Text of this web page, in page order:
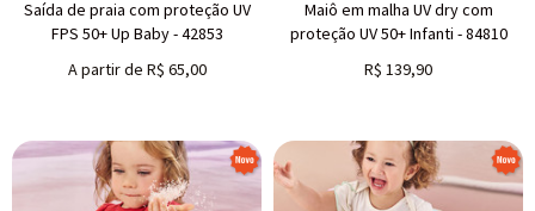
Saída de praia com proteção UV
FPS 50+ Up Baby - 42853
A partir de R$ 65,00
Maiô em malha UV dry com
proteção UV 50+ Infanti - 84810
R$ 139,90